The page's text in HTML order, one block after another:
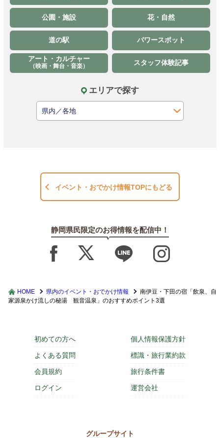
公園・施設 花・自然
道の駅 パワースポット
アート・カルチャー
（映画・舞台・音楽） スタッフ体験記事
エリアで探す
イベント・おでかけ情報TOPにもどる
静岡県民限定のお得情報を配信中！
HOME 県内のイベント・おでかけ情報
南伊豆・下田の宿「飲泉、自
家源泉かけ流しの秘湯 観音温泉」のおすすめポイント3選
初めての方へ
よくある質問
会員規約
ログイン
個人情報保護方針
標識・旅行業約款
旅行条件書
運営会社
グループサイト